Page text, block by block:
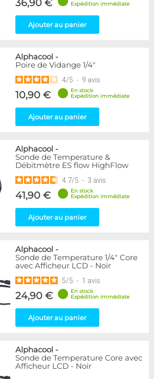
36,90 €
Expédition immédiate
Ajouter au panier
Alphacool -
Poire de Vidange 1/4"
4/5 - 9 avis
10,90 €
En stock
Expédition immédiate
Ajouter au panier
Alphacool -
Sonde de Temperature &
Débitmètre ES flow HighFlow
4.7/5 - 3 avis
41,90 €
En stock
Expédition immédiate
Ajouter au panier
Alphacool -
Sonde de Temperature 1/4" Core
avec Afficheur LCD - Noir
5/5 - 1 avis
24,90 €
En stock
Expédition immédiate
Ajouter au panier
Alphacool -
Sonde de Temperature Core avec
Afficheur LCD - Noir